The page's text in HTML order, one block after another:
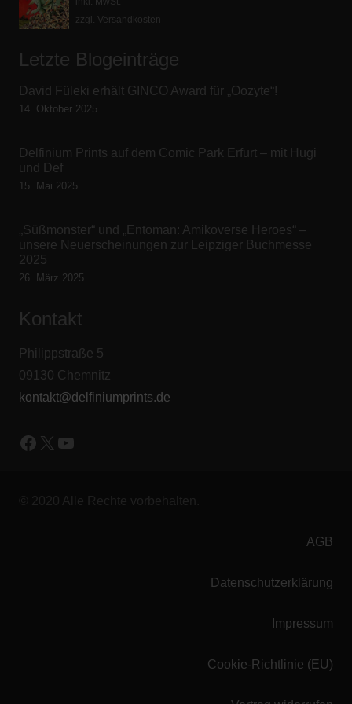
zzgl. Versandkosten
Letzte Blogeinträge
David Füleki erhält GINCO Award für „Oozyte“!
14. Oktober 2025
Delfinium Prints auf dem Comic Park Erfurt – mit Hugi
und Def
15. Mai 2025
„Süßmonster“ und „Entoman: Amikoverse Heroes“ –
unsere Neuerscheinungen zur Leipziger Buchmesse
2025
26. März 2025
Kontakt
Philippstraße 5
09130 Chemnitz
kontakt@delfiniumprints.de
Facebook
X YouTube
© 2020 Alle Rechte vorbehalten.
AGB
Datenschutzerklärung
Impressum
Cookie-Richtlinie (EU)